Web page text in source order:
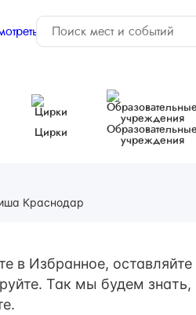
Цирки
Образовательные
учреждения
Краснодар
в Избранное,
Так мы будем знать,